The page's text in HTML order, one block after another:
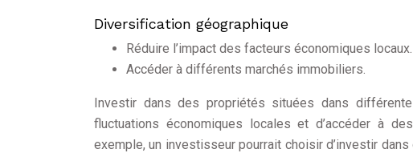
Diversification géographique
Réduire l’impact des facteurs économiques locaux.
Accéder à différents marchés immobiliers.
Investir dans des propriétés situées dans
fluctuations économiques locales et d’accéder à
exemple, un investisseur pourrait choisir d’investir